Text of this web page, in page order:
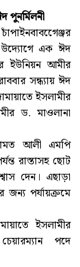
পুনর্মিলনী
চাঁপাইনবাবগেেঞ্জর
উদ্যোগে এক ঈদ
ইউনিয়ন আমীর
সন্ধ্যায় ঈদ
ইসলামীর
ড. মাওলানা
আলী এমপি
রাস্তাসহ ছোট
দেন। এছাড়া
জন্য পর্যায়ক্রমে
ইসলামীর
পদে